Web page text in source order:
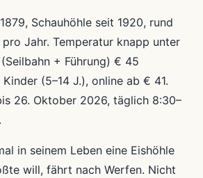
Schauhöhle seit 1920, rund
pro Jahr. Temperatur knapp unter
+ Führung) € 45
(5–14 J.), online ab € 41.
26. Oktober 2026, täglich 8:30–
in seinem Leben eine Eishöhle
will, fährt nach Werfen. Nicht